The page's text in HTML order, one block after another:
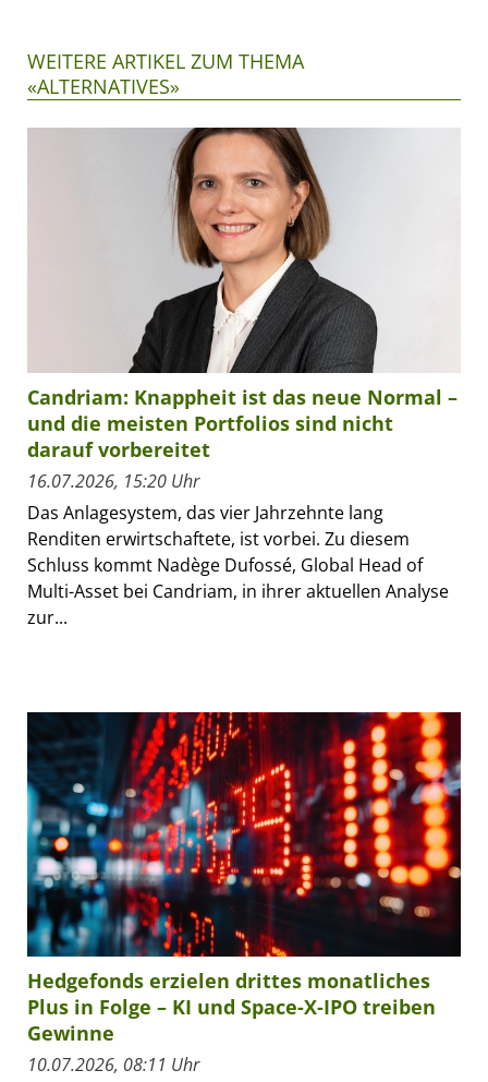
WEITERE ARTIKEL ZUM THEMA
«ALTERNATIVES»
Candriam: Knappheit ist das neue Normal –
und die meisten Portfolios sind nicht
darauf vorbereitet
16.07.2026, 15:20 Uhr
Das Anlagesystem, das vier Jahrzehnte lang
Renditen erwirtschaftete, ist vorbei. Zu diesem
Schluss kommt Nadège Dufossé, Global Head of
Multi-Asset bei Candriam, in ihrer aktuellen Analyse
zur...
Hedgefonds erzielen drittes monatliches
Plus in Folge – KI und Space-X-IPO treiben
Gewinne
10.07.2026, 08:11 Uhr